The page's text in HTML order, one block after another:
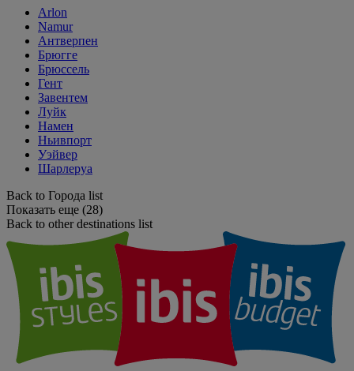
Arlon
Namur
Антверпен
Брюгге
Брюссель
Гент
Завентем
Луйк
Намен
Ньивпорт
Уэйвер
Шарлеруа
Back to Города list
Показать еще (28)
Back to other destinations list